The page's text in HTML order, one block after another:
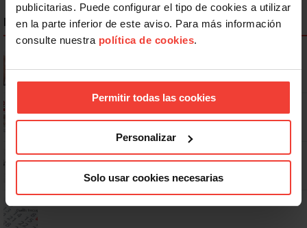
publicitarias. Puede configurar el tipo de cookies a utilizar
en la parte inferior de este aviso. Para más información
consulte nuestra política de cookies.
Permitir todas las cookies
Personalizar
Solo usar cookies necesarias
NOTICIAS MÁS LEÍDAS
anticipada por discapacidad
Ya os podéis descargar la app de USO
No: si un festivo cae en sábado, no tienen por qué darte un día
libre